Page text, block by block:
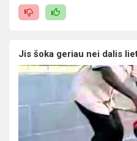
Jis šoka geriau nei dalis